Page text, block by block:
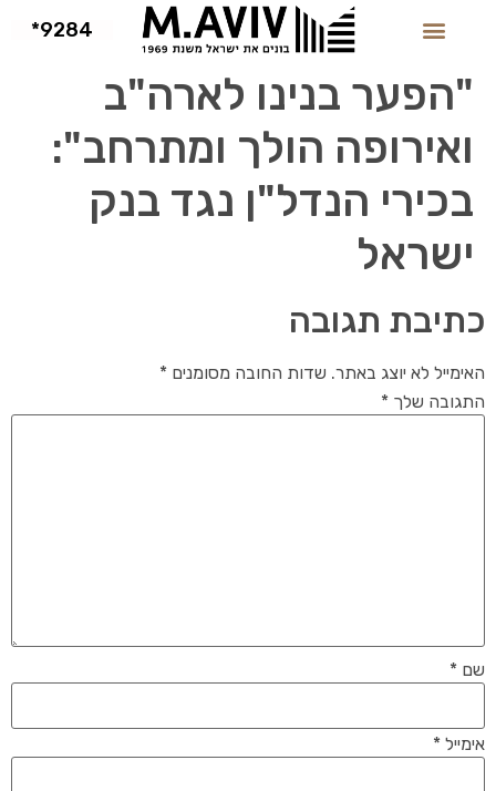
9284*
"הפער בנינו לארה"ב
ואירופה הולך ומתרחב":
בכירי הנדל"ן נגד בנק
ישראל
כתיבת תגובה
האימייל לא יוצג באתר. שדות החובה מסומנים *
התגובה שלך *
שם *
אימייל *